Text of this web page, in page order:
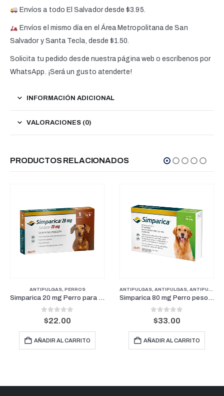
Envíos a todo El Salvador desde $3.95.
Envíos el mismo día en el Área Metropolitana de San
Salvador y Santa Tecla, desde $1.50.
Solicita tu pedido desde nuestra página web o escríbenos por
WhatsApp. ¡Será un gusto atenderte!
INFORMACIÓN ADICIONAL
VALORACIONES (0)
PRODUCTOS RELACIONADOS
ANTIPULGAS, PERROS
Simparica 20 mg Perro para pesos de 5 kg a 10 kg (1 Mes)
0out of 5
$22.00
AÑADIR AL CARRITO
ANTIPULGAS, ANTIPULGAS, ANTIPULGAS PERROS PESOS GRANDES
Simparica 80 mg Perro pesos de 20 kg a 40 kg (1 Mes)
0out of 5
$33.00
AÑADIR AL CARRITO